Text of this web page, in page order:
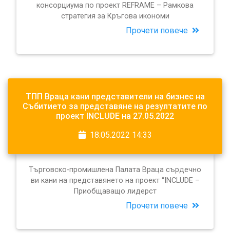
консорциума по проект REFRAME – Рамкова
стратегия за Кръгова икономи
Прочети повече
ТПП Враца кани представители на бизнес на
Събитието за представяне на резултатите по
проект INCLUDE на 27.05.2022
18.05.2022 14:33
Търговско-промишлена Палата Враца сърдечно
ви кани на представянето на проект “INCLUDE –
Приобщаващо лидерст
Прочети повече